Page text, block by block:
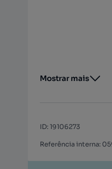
Mostrar mais
ID:19106273
Referência interna: